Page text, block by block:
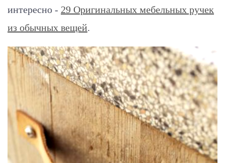
интересно - 29 Оригинальных мебельных ручек
из обычных вещей.